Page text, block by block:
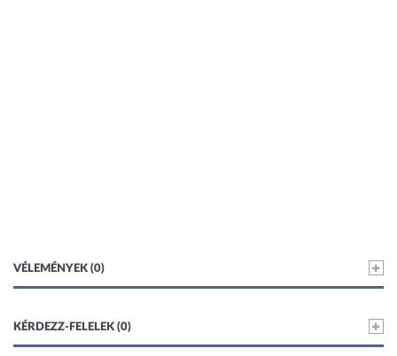
VÉLEMÉNYEK (0)
KÉRDEZZ-FELELEK (0)